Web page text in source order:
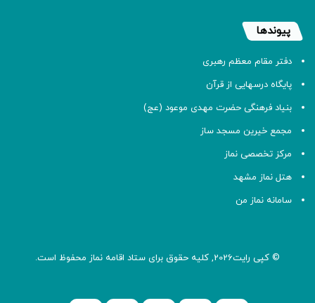
پیوندها
دفتر مقام معظم رهبری
پایگاه درسهایی از قرآن
بنیاد فرهنگی حضرت مهدی موعود (عج)
مجمع خیرین مسجد ساز
مرکز تخصصی نماز
هتل نماز مشهد
سامانه نماز من
© کپی رایت2026, کلیه حقوق برای ستاد اقامه نماز محفوظ است.